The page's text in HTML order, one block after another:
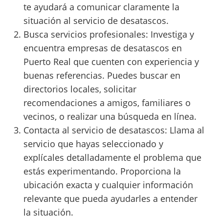
te ayudará a comunicar claramente la
situación al servicio de desatascos.
Busca servicios profesionales: Investiga y
encuentra empresas de desatascos en
Puerto Real que cuenten con experiencia y
buenas referencias. Puedes buscar en
directorios locales, solicitar
recomendaciones a amigos, familiares o
vecinos, o realizar una búsqueda en línea.
Contacta al servicio de desatascos: Llama al
servicio que hayas seleccionado y
explícales detalladamente el problema que
estás experimentando. Proporciona la
ubicación exacta y cualquier información
relevante que pueda ayudarles a entender
la situación.